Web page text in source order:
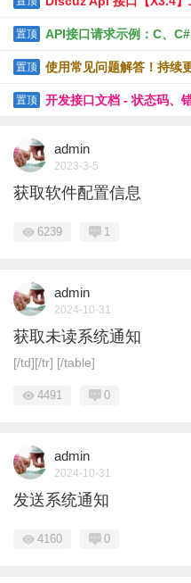
置顶 API接口请求示例：C、
R、URL-GET等
置顶 使用常见问题解答！持续
置顶 开发接口文档 - 状态码、
admin
2023-3-5
获取软件配置信息
6239 1
admin
2024-10-31
获取未读系统通知
[/td][/tr] [/table]
4491 0
admin
2024-10-31
发送系统通知
4160 0